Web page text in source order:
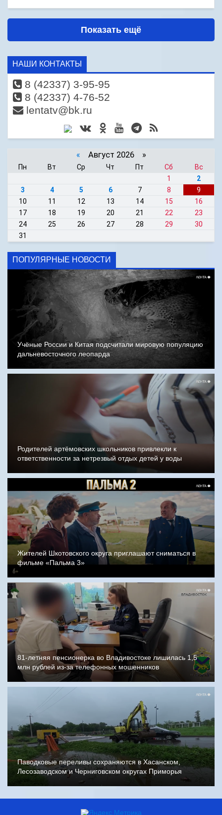
Показать ещё
НАШИ КОНТАКТЫ
8 (42337) 3-95-95
8 (42337) 4-76-52
lentatv@bk.ru
« Август 2026 »
Пн Вт Ср Чт Пт Сб
Вс
1
2
3
4 5 6 7 8
9
10
11 12 13 14 15
16
17
18 19 20 21 22
23
24
25 26 27 28 29
30
31
ПОПУЛЯРНЫЕ НОВОСТИ
Учёные России и Китая подсчитали мировую популяцию
дальневосточного леопарда
Родителей артёмовских школьников привлекли к
ответственности за нетрезвый отдых детей у воды
Жителей Шкотовского округа приглашают сниматься в
фильме «Пальма 3»
81-летняя пенсионерка во Владивостоке лишилась 1,5
млн рублей из-за телефонных мошенников
Паводковые переливы сохраняются в Хасанском,
Лесозаводском и Черниговском округах Приморья